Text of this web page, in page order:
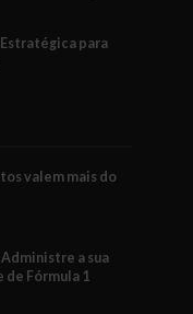
para
valem mais do
a sua
de Fórmula 1